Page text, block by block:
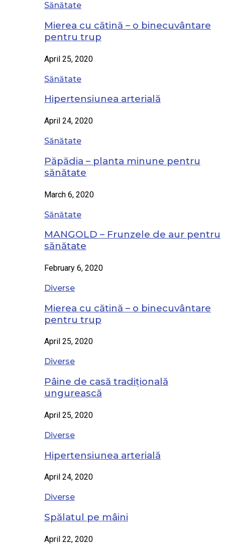
Sănătate
Mierea cu cătină – o binecuvântare
pentru trup
April 25, 2020
Sănătate
Hipertensiunea arterială
April 24, 2020
Sănătate
Păpădia – planta minune pentru
sănătate
March 6, 2020
Sănătate
MANGOLD – Frunzele de aur pentru
sănătate
February 6, 2020
Diverse
Mierea cu cătină – o binecuvântare
pentru trup
April 25, 2020
Diverse
Pâine de casă tradițională
ungurească
April 25, 2020
Diverse
Hipertensiunea arterială
April 24, 2020
Diverse
Spălatul pe mâini
April 22, 2020